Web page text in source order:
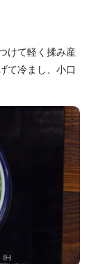
けて軽く揉み産
て冷まし、小口